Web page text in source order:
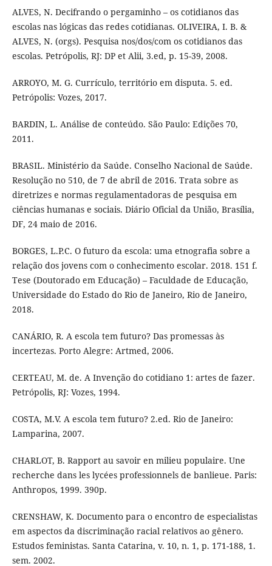
ALVES, N. Decifrando o pergaminho – os cotidianos das
escolas nas lógicas das redes cotidianas. OLIVEIRA, I. B. &
ALVES, N. (orgs). Pesquisa nos/dos/com os cotidianos das
escolas. Petrópolis, RJ: DP et Alii, 3.ed, p. 15-39, 2008.
ARROYO, M. G. Currículo, território em disputa. 5. ed.
Petrópolis: Vozes, 2017.
BARDIN, L. Análise de conteúdo. São Paulo: Edições 70,
2011.
BRASIL. Ministério da Saúde. Conselho Nacional de Saúde.
Resolução no 510, de 7 de abril de 2016. Trata sobre as
diretrizes e normas regulamentadoras de pesquisa em
ciências humanas e sociais. Diário Oficial da União, Brasília,
DF, 24 maio de 2016.
BORGES, L.P.C. O futuro da escola: uma etnografia sobre a
relação dos jovens com o conhecimento escolar. 2018. 151 f.
Tese (Doutorado em Educação) – Faculdade de Educação,
Universidade do Estado do Rio de Janeiro, Rio de Janeiro,
2018.
CANÁRIO, R. A escola tem futuro? Das promessas às
incertezas. Porto Alegre: Artmed, 2006.
CERTEAU, M. de. A Invenção do cotidiano 1: artes de fazer.
Petrópolis, RJ: Vozes, 1994.
COSTA, M.V. A escola tem futuro? 2.ed. Rio de Janeiro:
Lamparina, 2007.
CHARLOT, B. Rapport au savoir en milieu populaire. Une
recherche dans les lycées professionnels de banlieue. Paris:
Anthropos, 1999. 390p.
CRENSHAW, K. Documento para o encontro de especialistas
em aspectos da discriminação racial relativos ao gênero.
Estudos feministas. Santa Catarina, v. 10, n. 1, p. 171-188, 1.
sem. 2002.